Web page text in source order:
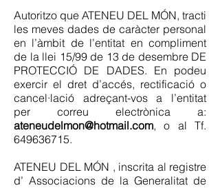
Autoritzo que ATENEU DEL MÓN, tracti
les meves dades de caràcter personal
en l’àmbit de l’entitat en compliment
de la llei 15/99 de 13 de desembre DE
PROTECCIÓ DE DADES. En podeu
exercir el dret d’accés, rectificació o
cancel·lació adreçant-vos a l’entitat
per correu electrònica a:
ateneudelmon@hotmail.com, o al Tf.
649636715.
ATENEU DEL MÓN , inscrita al registre
d’ Associacions de la Generalitat de